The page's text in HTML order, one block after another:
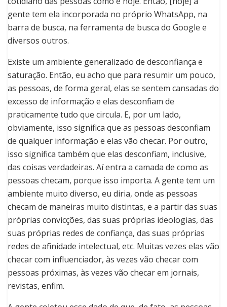
gente tem ela incorporada no próprio WhatsApp, na
barra de busca, na ferramenta de busca do Google e
diversos outros.
Existe um ambiente generalizado de desconfiança e
saturação. Então, eu acho que para resumir um pouco,
as pessoas, de forma geral, elas se sentem cansadas do
excesso de informação e elas desconfiam de
praticamente tudo que circula. E, por um lado,
obviamente, isso significa que as pessoas desconfiam
de qualquer informação e elas vão checar. Por outro,
isso significa também que elas desconfiam, inclusive,
das coisas verdadeiras. Aí entra a camada de como as
pessoas checam, porque isso importa. A gente tem um
ambiente muito diverso, eu diria, onde as pessoas
checam de maneiras muito distintas, e a partir das suas
próprias convicções, das suas próprias ideologias, das
suas próprias redes de confiança, das suas próprias
redes de afinidade intelectual, etc. Muitas vezes elas vão
checar com influenciador, às vezes vão checar com
pessoas próximas, às vezes vão checar em jornais,
revistas, enfim.